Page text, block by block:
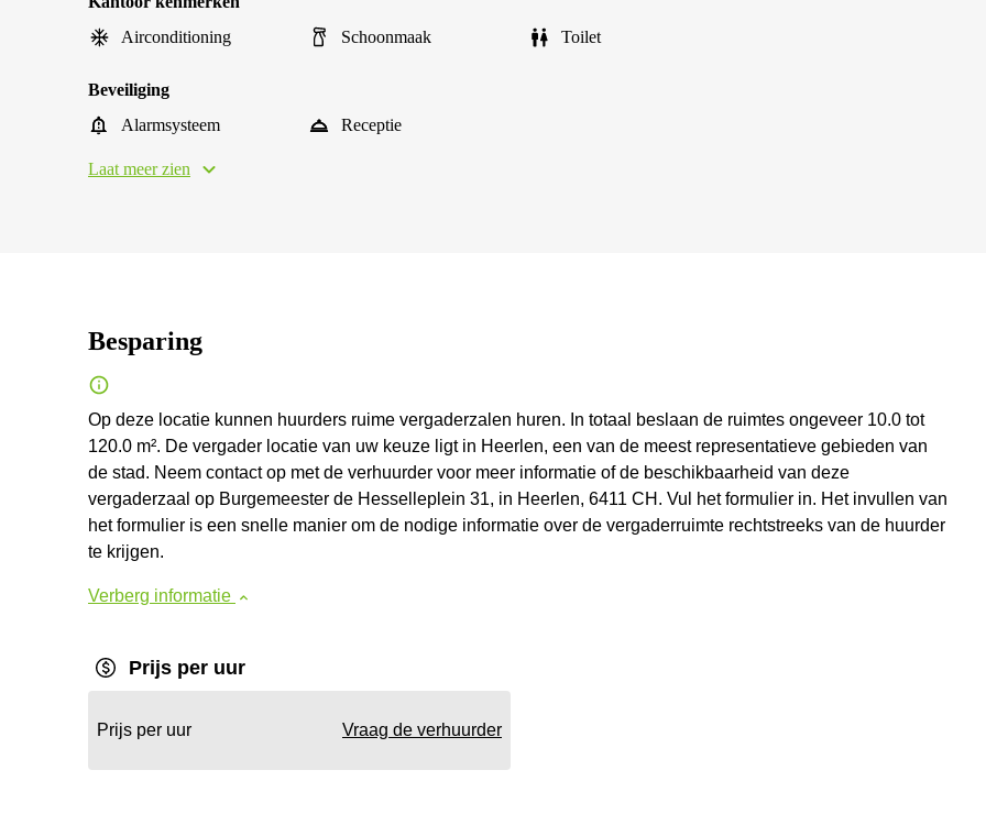
Airconditioning
Schoonmaak Toilet
Beveiliging
Alarmsysteem
Receptie
Laat meer zien
Besparing
Op deze locatie kunnen huurders ruime vergaderzalen huren. In totaal beslaan de ruimtes ongeveer 10.0 tot
120.0 m². De vergader locatie van uw keuze ligt in Heerlen, een van de meest representatieve gebieden van
de stad. Neem contact op met de verhuurder voor meer informatie of de beschikbaarheid van deze
vergaderzaal op Burgemeester de Hesselleplein 31, in Heerlen, 6411 CH. Vul het formulier in. Het invullen van
het formulier is een snelle manier om de nodige informatie over de vergaderruimte rechtstreeks van de huurder
te krijgen.
Verberg informatie
Prijs per uur
Prijs per uur Vraag de verhuurder